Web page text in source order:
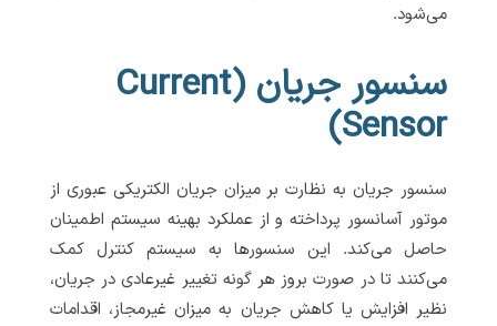
می‌شود.
سنسور جریان (Current
Sensor)
سنسور جریان به نظارت بر میزان جریان الکتریکی عبوری از
موتور آسانسور پرداخته و از عملکرد بهینه سیستم اطمینان
حاصل می‌کند. این سنسورها به سیستم کنترل کمک
می‌کنند تا در صورت بروز هر گونه تغییر غیرعادی در جریان،
نظیر افزایش یا کاهش جریان به میزان غیرمجاز، اقدامات